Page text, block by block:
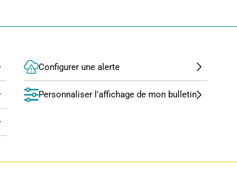
Configurer une alerte
Personnaliser l'affichage de mon bulletin